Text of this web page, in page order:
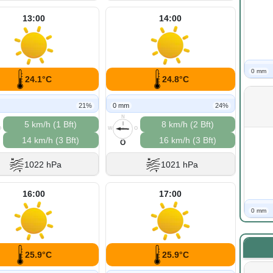
13:00
24.1°C
21%
5 km/h (1 Bft)
14 km/h (3 Bft)
1022 hPa
14:00
24.8°C
0 mm 24%
N
O
S
W
O
8 km/h (2 Bft)
16 km/h (3 Bft)
1021 hPa
16:00
25.9°C
17:00
25.9°C
0 mm
0 mm